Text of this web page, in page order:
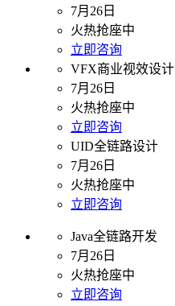
7月26日
火热抢座中
立即咨询
VFX商业视效设计
7月26日
火热抢座中
立即咨询
UID全链路设计
7月26日
火热抢座中
立即咨询
Java全链路开发
7月26日
火热抢座中
立即咨询